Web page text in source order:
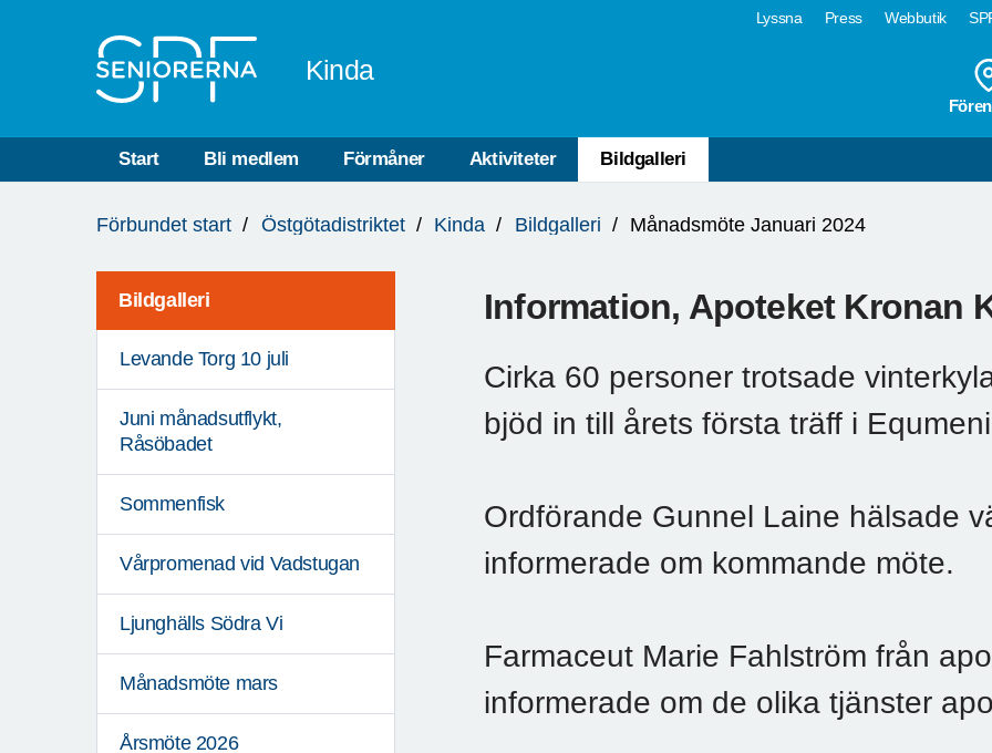
Lyssna Press Webbutik
Kinda
Start Bli medlem Förmåner Aktiviteter Bildgalleri
är
Förbundet start Östgötadistriktet Kinda Bildgalleri Månadsmöte Januari 2024
Bildgalleri
Levande Torg 10 juli
Juni månadsutflykt,
Råsöbadet
Sommenfisk
Vårpromenad vid Vadstugan
Ljunghälls Södra Vi
Månadsmöte mars
Årsmöte 2026
Information, Apoteket Kronan
Cirka 60 personer trotsade
bjöd in till årets första träff i
Ordförande Gunnel Laine hälsade
informerade om kommande möte.
Farmaceut Marie Fahlström från
informerade om de olika tjänster